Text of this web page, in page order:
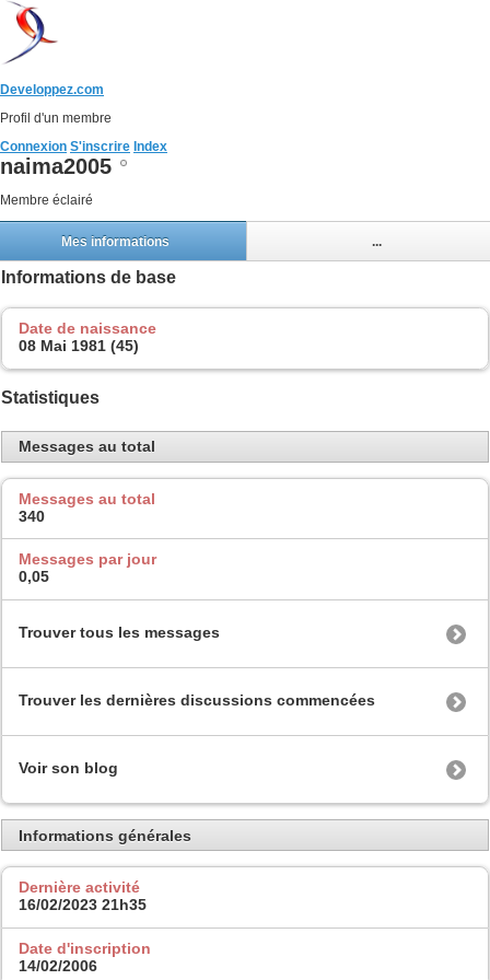
Developpez.com
Profil d'un membre
Connexion S'inscrire Index
naima2005
Membre éclairé
Mes informations ...
Informations de base
Date de naissance
08 Mai 1981 (45)
Statistiques
Messages au total
Messages au total
340
Messages par jour
0,05
Trouver tous les messages
Trouver les dernières discussions commencées
Voir son blog
Informations générales
Dernière activité
16/02/2023 21h35
Date d'inscription
14/02/2006